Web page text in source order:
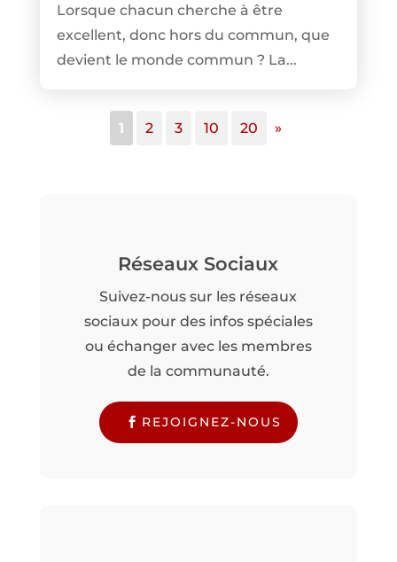
Lorsque chacun cherche à être
excellent, donc hors du commun, que
devient le monde commun ? La...
1 2 3 10 20 »
Réseaux Sociaux
Suivez-nous sur les réseaux
sociaux pour des infos spéciales
ou échanger avec les membres
de la communauté.
REJOIGNEZ-NOUS